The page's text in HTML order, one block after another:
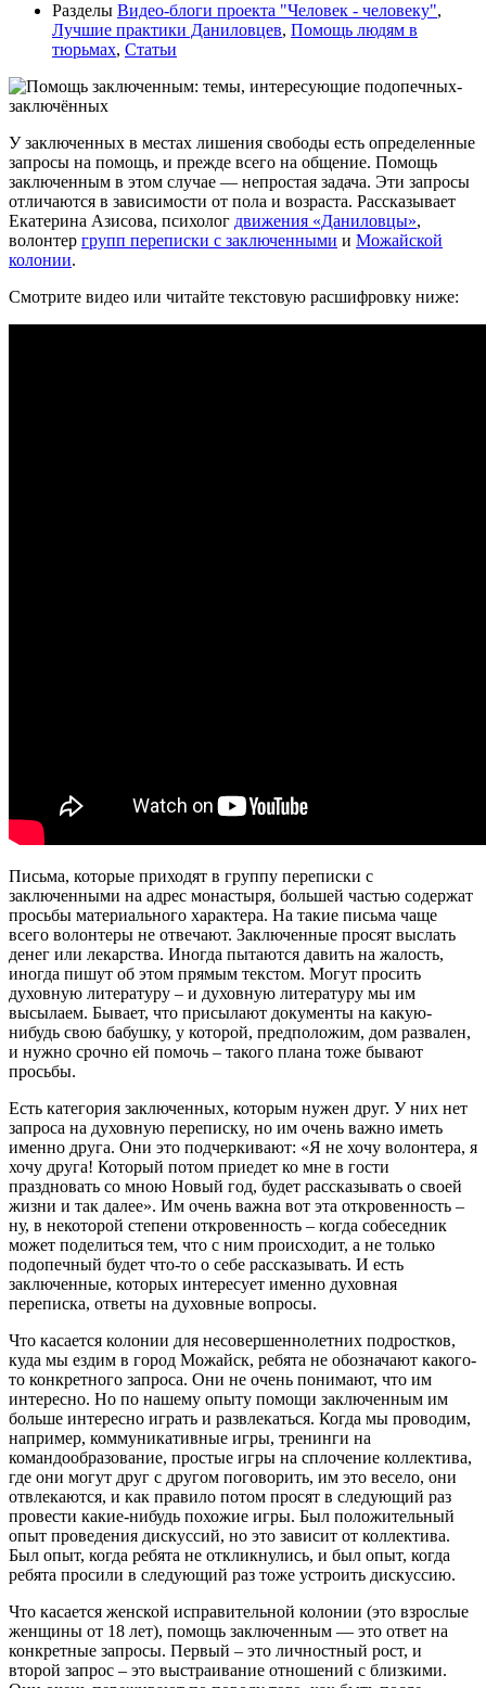
Разделы Видео-блоги проекта "Человек - человеку",
Лучшие практики Даниловцев, Помощь людям в
тюрьмах, Статьи
У заключенных в местах лишения свободы есть определенные
запросы на помощь, и прежде всего на общение. Помощь
заключенным в этом случае — непростая задача. Эти запросы
отличаются в зависимости от пола и возраста. Рассказывает
Екатерина Азисова, психолог движения «Даниловцы»,
волонтер групп переписки с заключенными и Можайской
колонии.
Смотрите видео или читайте текстовую расшифровку ниже:
Письма, которые приходят в группу переписки с
заключенными на адрес монастыря, большей частью содержат
просьбы материального характера. На такие письма чаще
всего волонтеры не отвечают. Заключенные просят выслать
денег или лекарства. Иногда пытаются давить на жалость,
иногда пишут об этом прямым текстом. Могут просить
духовную литературу – и духовную литературу мы им
высылаем. Бывает, что присылают документы на какую-
нибудь свою бабушку, у которой, предположим, дом развален,
и нужно срочно ей помочь – такого плана тоже бывают
просьбы.
Есть категория заключенных, которым нужен друг. У них нет
запроса на духовную переписку, но им очень важно иметь
именно друга. Они это подчеркивают: «Я не хочу волонтера, я
хочу друга! Который потом приедет ко мне в гости
праздновать со мною Новый год, будет рассказывать о своей
жизни и так далее». Им очень важна вот эта откровенность –
ну, в некоторой степени откровенность – когда собеседник
может поделиться тем, что с ним происходит, а не только
подопечный будет что-то о себе рассказывать. И есть
заключенные, которых интересует именно духовная
переписка, ответы на духовные вопросы.
Что касается колонии для несовершеннолетних подростков,
куда мы ездим в город Можайск, ребята не обозначают какого-
то конкретного запроса. Они не очень понимают, что им
интересно. Но по нашему опыту помощи заключенным им
больше интересно играть и развлекаться. Когда мы проводим,
например, коммуникативные игры, тренинги на
командообразование, простые игры на сплочение коллектива,
где они могут друг с другом поговорить, им это весело, они
отвлекаются, и как правило потом просят в следующий раз
провести какие-нибудь похожие игры. Был положительный
опыт проведения дискуссий, но это зависит от коллектива.
Был опыт, когда ребята не откликнулись, и был опыт, когда
ребята просили в следующий раз тоже устроить дискуссию.
Что касается женской исправительной колонии (это взрослые
женщины от 18 лет), помощь заключенным — это ответ на
конкретные запросы. Первый – это личностный рост, и
второй запрос – это выстраивание отношений с близкими.